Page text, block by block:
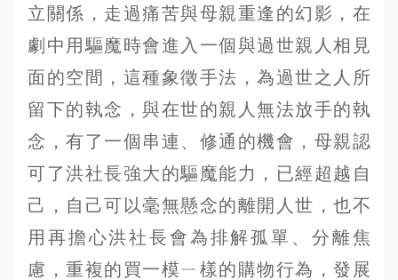
立關係，走過痛苦與母親重逢的幻影，在
劇中用驅魔時會進入一個與過世親人相見
面的空間，這種象徵手法，為過世之人所
留下的執念，與在世的親人無法放手的執
念，有了一個串連、修通的機會，母親認
可了洪社長強大的驅魔能力，已經超越自
己，自己可以毫無懸念的離開人世，也不
用再擔心洪社長會為排解孤單、分離焦
慮，重複的買一模ㄧ樣的購物行為，發展